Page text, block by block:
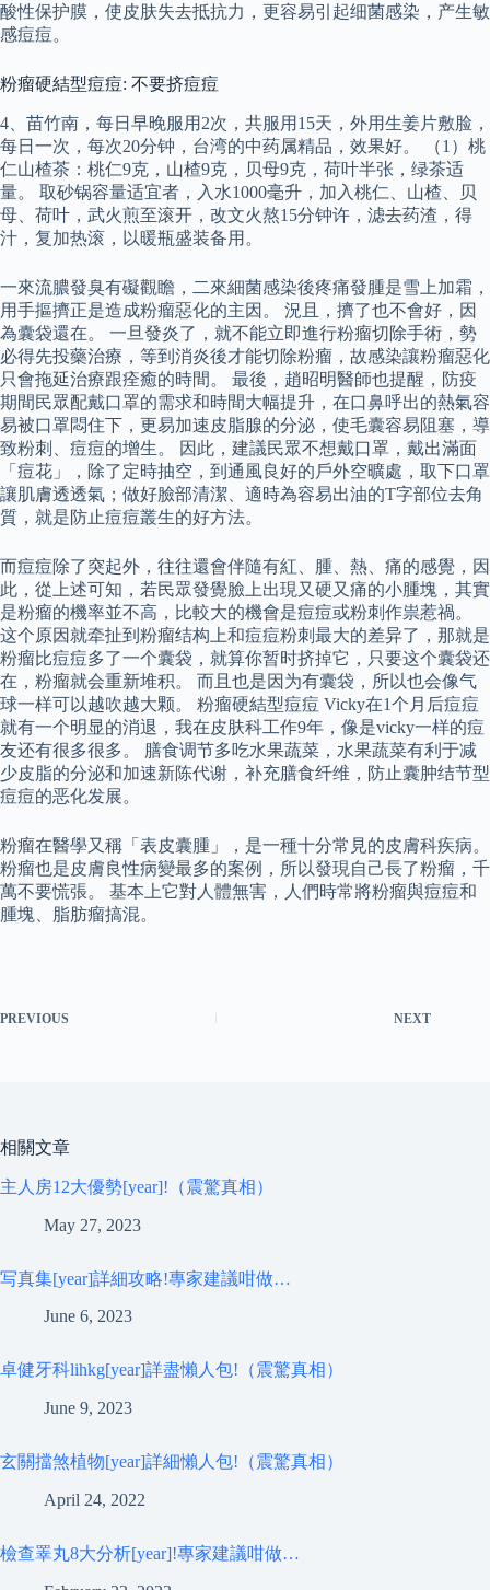
酸性保护膜，使皮肤失去抵抗力，更容易引起细菌感染，产生敏
感痘痘。
粉瘤硬結型痘痘: 不要挤痘痘
4、苗竹南，每日早晚服用2次，共服用15天，外用生姜片敷脸，
每日一次，每次20分钟，台湾的中药属精品，效果好。 （1）桃
仁山楂茶：桃仁9克，山楂9克，贝母9克，荷叶半张，绿茶适
量。 取砂锅容量适宜者，入水1000毫升，加入桃仁、山楂、贝
母、荷叶，武火煎至滚开，改文火熬15分钟许，滤去药渣，得
汁，复加热滚，以暖瓶盛装备用。
一來流膿發臭有礙觀瞻，二來細菌感染後疼痛發腫是雪上加霜，
用手摳擠正是造成粉瘤惡化的主因。 況且，擠了也不會好，因
為囊袋還在。 一旦發炎了，就不能立即進行粉瘤切除手術，勢
必得先投藥治療，等到消炎後才能切除粉瘤，故感染讓粉瘤惡化
只會拖延治療跟痊癒的時間。 最後，趙昭明醫師也提醒，防疫
期間民眾配戴口罩的需求和時間大幅提升，在口鼻呼出的熱氣容
易被口罩悶住下，更易加速皮脂腺的分泌，使毛囊容易阻塞，導
致粉刺、痘痘的增生。 因此，建議民眾不想戴口罩，戴出滿面
「痘花」，除了定時抽空，到通風良好的戶外空曠處，取下口罩
讓肌膚透透氣；做好臉部清潔、適時為容易出油的T字部位去角
質，就是防止痘痘叢生的好方法。
而痘痘除了突起外，往往還會伴隨有紅、腫、熱、痛的感覺，因
此，從上述可知，若民眾發覺臉上出現又硬又痛的小腫塊，其實
是粉瘤的機率並不高，比較大的機會是痘痘或粉刺作祟惹禍。
这个原因就牵扯到粉瘤结构上和痘痘粉刺最大的差异了，那就是
粉瘤比痘痘多了一个囊袋，就算你暂时挤掉它，只要这个囊袋还
在，粉瘤就会重新堆积。 而且也是因为有囊袋，所以也会像气
球一样可以越吹越大颗。 粉瘤硬結型痘痘 Vicky在1个月后痘痘
就有一个明显的消退，我在皮肤科工作9年，像是vicky一样的痘
友还有很多很多。 膳食调节多吃水果蔬菜，水果蔬菜有利于减
少皮脂的分泌和加速新陈代谢，补充膳食纤维，防止囊肿结节型
痘痘的恶化发展。
粉瘤在醫學又稱「表皮囊腫」，是一種十分常見的皮膚科疾病。
粉瘤也是皮膚良性病變最多的案例，所以發現自己長了粉瘤，千
萬不要慌張。 基本上它對人體無害，人們時常將粉瘤與痘痘和
腫塊、脂肪瘤搞混。
PREVIOUS NEXT
相關文章
主人房12大優勢[year]!（震驚真相）
May 27, 2023
写真集[year]詳細攻略!專家建議咁做…
June 6, 2023
卓健牙科lihkg[year]詳盡懶人包!（震驚真相）
June 9, 2023
玄關擋煞植物[year]詳細懶人包!（震驚真相）
April 24, 2022
檢查睪丸8大分析[year]!專家建議咁做…